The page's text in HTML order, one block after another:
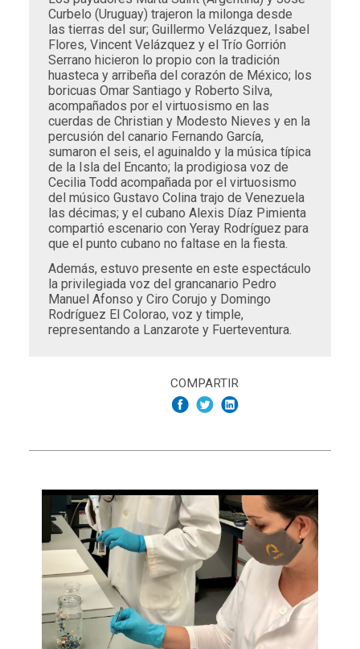
Curbelo (Uruguay) trajeron la milonga desde
las tierras del sur; Guillermo Velázquez, Isabel
Flores, Vincent Velázquez y el Trío Gorrión
Serrano hicieron lo propio con la tradición
huasteca y arribeña del corazón de México; los
boricuas Omar Santiago y Roberto Silva,
acompañados por el virtuosismo en las
cuerdas de Christian y Modesto Nieves y en la
percusión del canario Fernando García,
sumaron el seis, el aguinaldo y la música típica
de la Isla del Encanto; la prodigiosa voz de
Cecilia Todd acompañada por el virtuosismo
del músico Gustavo Colina trajo de Venezuela
las décimas; y el cubano Alexis Díaz Pimienta
compartió escenario con Yeray Rodríguez para
que el punto cubano no faltase en la fiesta.
Además, estuvo presente en este espectáculo
la privilegiada voz del grancanario Pedro
Manuel Afonso y Ciro Corujo y Domingo
Rodríguez El Colorao, voz y timple,
representando a Lanzarote y Fuerteventura.
COMPARTIR